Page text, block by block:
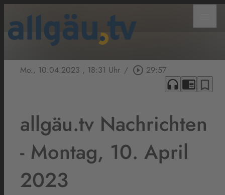
Mo., 10.04.2023 , 18:31 Uhr / play_circle_outline 29:57
headphones chrome_reader_mode bookmark_border
allgäu.tv Nachrichten
- Montag, 10. April
2023